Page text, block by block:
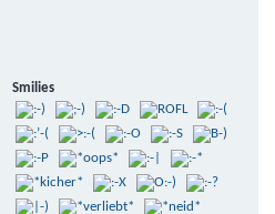
Smilies